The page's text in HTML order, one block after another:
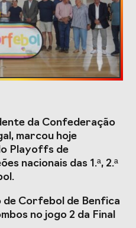
Estudo
caracterizador do
setor do Desporto
Gala do Desporto
da Confederação
marcou hoje
Playoffs de
nacionais das 1.ª, 2.ª
de Corfebol de Benfica
no jogo 2 da Final